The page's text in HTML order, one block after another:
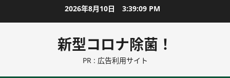
ン
に
2026年8月10日 3:39:10 PM
新型コロナ除菌！
PR : 広告利用サイト